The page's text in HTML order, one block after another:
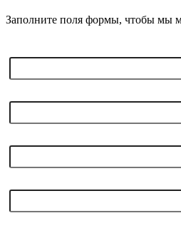
Заполните поля формы, чтобы мы